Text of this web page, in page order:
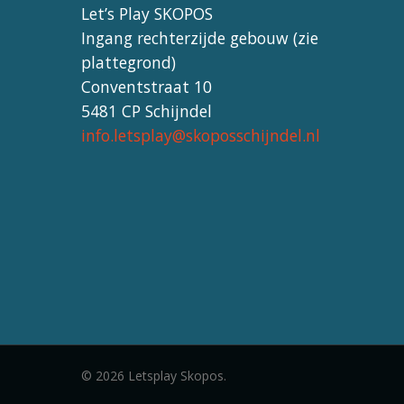
Let’s Play SKOPOS
Ingang rechterzijde gebouw (zie
plattegrond)
Conventstraat 10
5481 CP Schijndel
info.letsplay@skoposschijndel.nl
© 2026 Letsplay Skopos.